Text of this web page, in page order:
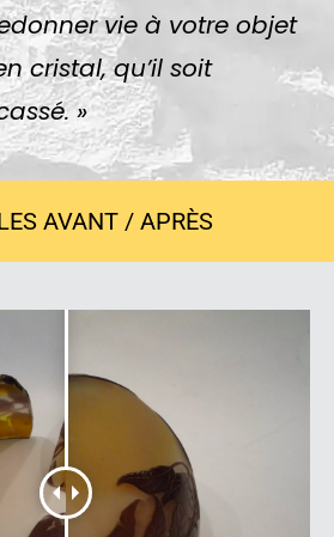
vie à votre objet
cristal, qu’il soit
»
AVANT / APRÈS